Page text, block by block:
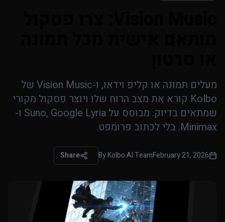
מעלים תמונה או קליפ וידאו, ו-Vision Music של
Kolbo קורא את מצב הרוח שלו ויוצר פסקול מקורי
שמתאים בדיוק. מבוסס על Suno, Google Lyria ו-
Minimax. בלי לכתוב פרומפט.
February 21, 2026
ByKolbo.AI Team
Share